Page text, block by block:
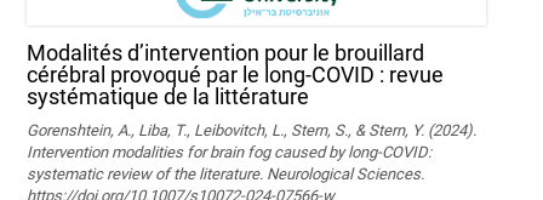
Modalités d’intervention pour le brouillard
cérébral provoqué par le long-COVID : revue
systématique de la littérature
Gorenshtein, A., Liba, T., Leibovitch, L., Stern, S., & Stern, Y. (2024).
Intervention modalities for brain fog caused by long‑COVID:
systematic review of the literature. Neurological Sciences.
https://doi.org/10.1007/s10072-024-07566-w